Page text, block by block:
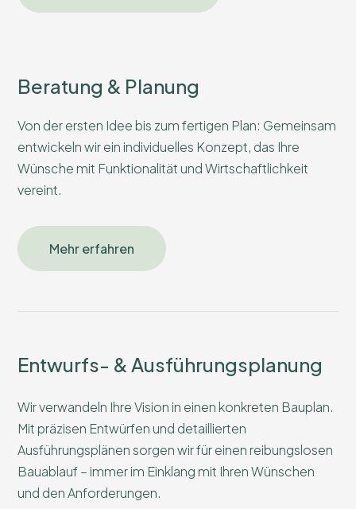
Beratung & Planung
Von der ersten Idee bis zum fertigen Plan: Gemeinsam
entwickeln wir ein individuelles Konzept, das Ihre
Wünsche mit Funktionalität und Wirtschaftlichkeit
vereint.
Mehr erfahren
Entwurfs- & Ausführungsplanung
Wir verwandeln Ihre Vision in einen konkreten Bauplan.
Mit präzisen Entwürfen und detaillierten
Ausführungsplänen sorgen wir für einen reibungslosen
Bauablauf – immer im Einklang mit Ihren Wünschen
und den Anforderungen.